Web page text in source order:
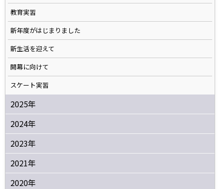
教育実習
新年度がはじまりました
新生活を迎えて
開幕に向けて
スケート実習
2025年
2024年
2023年
2021年
2020年